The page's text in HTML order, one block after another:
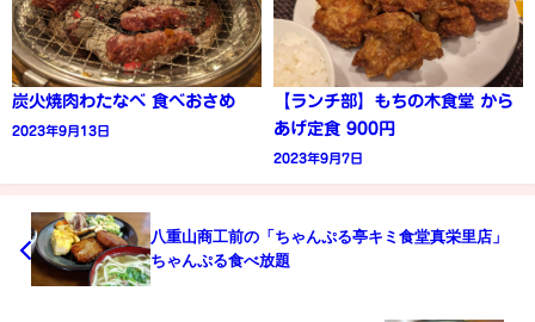
炭火焼肉わたなべ 食べおさめ
2023年9月13日
【ランチ部】もちの木食堂 から
あげ定食 900円
2023年9月7日
八重山商工前の「ちゃんぷる亭キミ食堂真栄里店」
ちゃんぷる食べ放題